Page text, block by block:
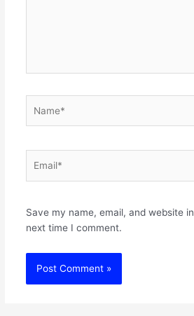
Save my name, email, and website
next time I comment.